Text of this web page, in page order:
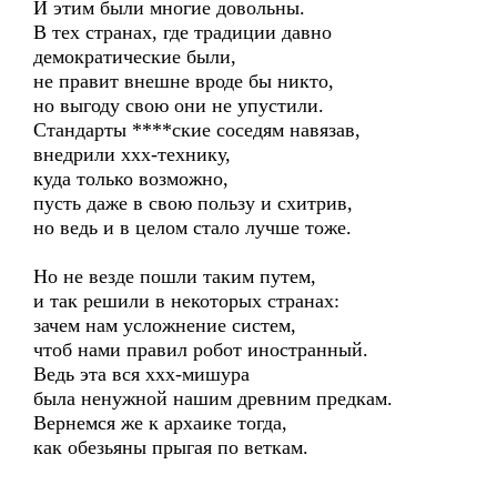
И этим были многие довольны.
В тех странах, где традиции давно
демократические были,
не правит внешне вроде бы никто,
но выгоду свою они не упустили.
Стандарты ****ские соседям навязав,
внедрили ххх-технику,
куда только возможно,
пусть даже в свою пользу и схитрив,
но ведь и в целом стало лучше тоже.
Но не везде пошли таким путем,
и так решили в некоторых странах:
зачем нам усложнение систем,
чтоб нами правил робот иностранный.
Ведь эта вся ххх-мишура
была ненужной нашим древним предкам.
Вернемся же к архаике тогда,
как обезьяны прыгая по веткам.